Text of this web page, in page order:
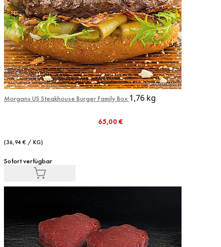
Morgans US Steakhouse Burger Family Box 1,76 kg
65,00 €
(36,94 € / KG)
Sofort verfügbar